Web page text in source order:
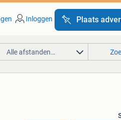
Inloggen Plaats
Alle afstanden…